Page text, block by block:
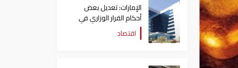
الإمارات: تعديل بعض
أحكام القرار الوزاري في
شأن الضريبة على الشركات
والأعمال
اقتصاد